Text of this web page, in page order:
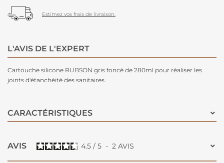
Estimez vos frais de livraison.
L'AVIS DE L'EXPERT
Cartouche silicone RUBSON gris foncé de 280ml pour réaliser les
joints d'étanchéité des sanitaires.
CARACTÉRISTIQUES
AVIS 4.5 / 5 - 2 AVIS